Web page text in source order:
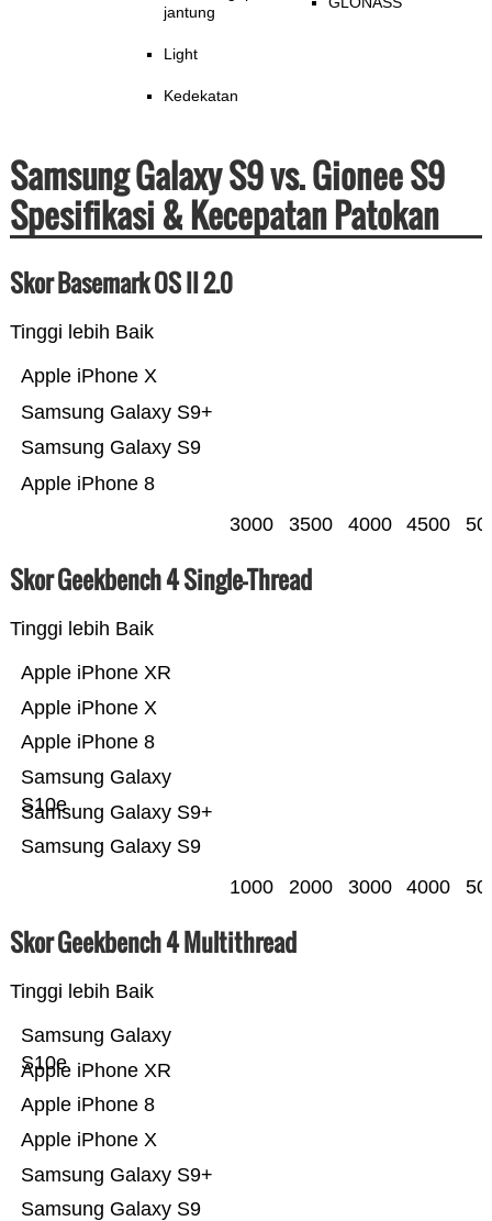
jantung
Light
Kedekatan
Samsung Galaxy S9 vs. Gionee S9
Spesifikasi & Kecepatan Patokan
Skor Basemark OS II 2.0
Tinggi lebih Baik
Apple iPhone 8
Samsung Galaxy S9
Samsung Galaxy S9+
Apple iPhone X
3000 3500 4000 4500
Skor Geekbench 4 Single-Thread
Tinggi lebih Baik
Samsung Galaxy S9
Samsung Galaxy S9+
Samsung Galaxy
S10e
Apple iPhone 8
Apple iPhone X
Apple iPhone XR
1000 2000 3000 4000
Skor Geekbench 4 Multithread
Tinggi lebih Baik
Samsung Galaxy S9
Samsung Galaxy S9+
Apple iPhone X
Apple iPhone 8
Apple iPhone XR
Samsung Galaxy
S10e